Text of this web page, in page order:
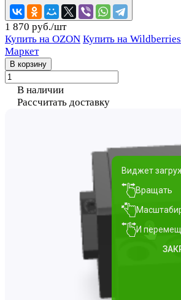
1 870 руб./шт
Купить на OZON Купить на Wildberries
Маркет
В корзину
В наличии
Рассчитать доставку